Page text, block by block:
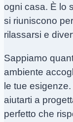
ogni casa. È lo
si riuniscono
rilassarsi e
Sappiamo
ambiente
le tue
aiutarti a
perfetto che